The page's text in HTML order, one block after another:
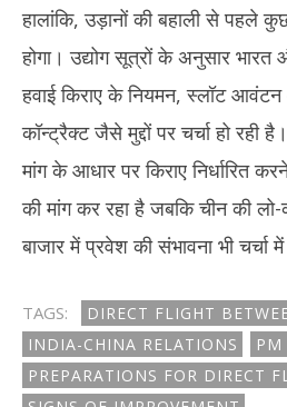
हालांकि, उड़ानों की बहाली से पहले
होगा। उद्योग सूत्रों के अनुसार
हवाई किराए के नियमन, स्लॉट
कॉन्ट्रैक्ट जैसे मुद्दों पर चर्चा हो रही
मांग के आधार पर किराए निर्धारित
की मांग कर रहा है जबकि चीन की
बाजार में प्रवेश की संभावना भी चर्चा
TAGS:
DIRECT FLIGHT
INDIA-CHINA RELATIONS
PREPARATIONS FOR DIRECT